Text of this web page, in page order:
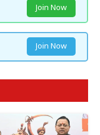
Join Now
Join Now